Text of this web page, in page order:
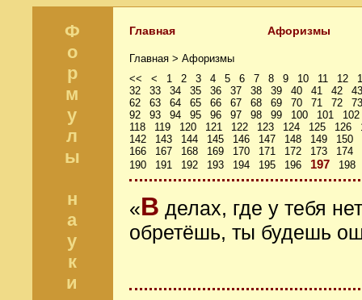
Ф
о
р
м
у
л
ы
н
а
у
к
и
Главная Афоризмы
Главная > Афоризмы
<<
< 1 2 3 4 5 6 7 8 9 10 11 12
32
33 34 35 36 37 38 39 40 41 42
43
62
63 64 65 66 67 68 69 70 71 72
73
92
93 94 95 96 97 98 99 100 101
102
118
119 120 121 122 123 124 125 126
142
143 144 145 146 147 148 149
150
166
167 168 169 170 171 172 173
174
190
191 192 193 194 195 196 197 198
«В делах, где у тебя
обретёшь, ты будешь